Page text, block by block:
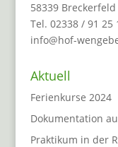
58339 Breckerfeld
Tel. 02338 / 91 25
info@hof-
Aktuell
Ferienkurse 2024
Dokumentation
Praktikum in der